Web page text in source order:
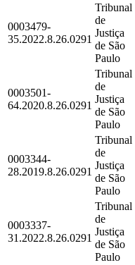
0003479-
35.2022.8.26.0291
Tribunal
de
Justiça
de São
Paulo
0003501-
64.2020.8.26.0291
Tribunal
de
Justiça
de São
Paulo
0003344-
28.2019.8.26.0291
Tribunal
de
Justiça
de São
Paulo
0003337-
31.2022.8.26.0291
Tribunal
de
Justiça
de São
Paulo